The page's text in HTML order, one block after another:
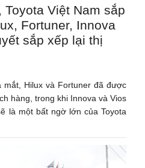
Việt Nam sắp
Fortuner, Innova
sắp xếp lại thị
Hilux và Fortuner đã được
hàng, trong khi Innova và Vios
là một bất ngờ lớn của Toyota